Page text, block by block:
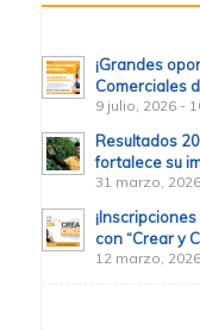
¡Grandes
Comerciales
9 julio, 2026 -
Resultados
fortalece su
31 marzo,
con “Crear y
12 marzo,